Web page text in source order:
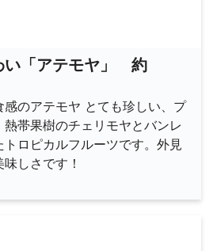
い「アテモヤ」 約
のアテモヤ とても珍しい、プ
帯果樹のチェリモヤとバンレ
ロピカルフルーツです。外見
しさです！